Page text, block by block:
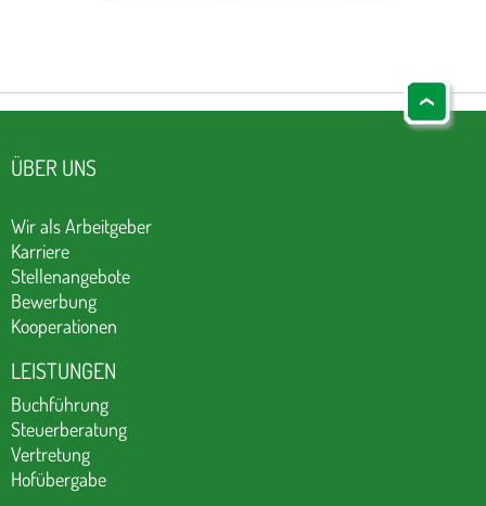
ÜBER UNS
Wir als Arbeitgeber
Karriere
Stellenangebote
Bewerbung
Kooperationen
LEISTUNGEN
Buchführung
Steuerberatung
Vertretung
Hofübergabe